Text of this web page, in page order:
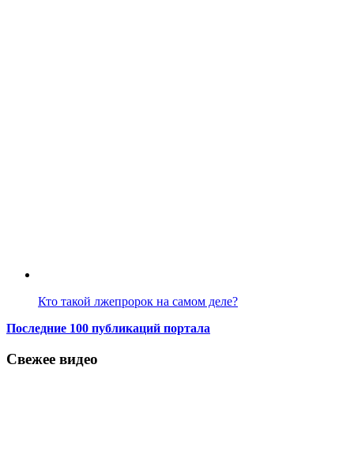
Кто такой лжепророк на самом деле?
Последние 100 публикаций портала
Свежее видео